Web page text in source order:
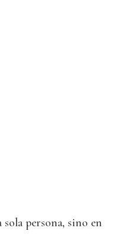
sola persona, sino en